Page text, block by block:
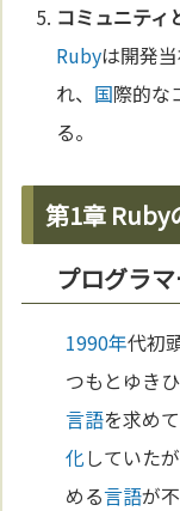
コミュニティ
Rubyは開発
れ、 国際的な
る。
第1章 Ruby
プログラ
1990年代初
つもとゆき
言語を求め
化していた
める言語が